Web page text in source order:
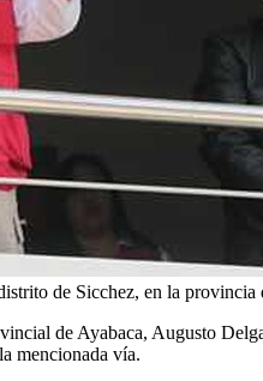
de Sicchez, en la
de Ayabaca, Augusto
mencionada vía.